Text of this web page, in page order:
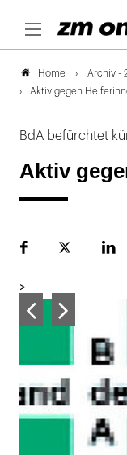
Home Archiv -
Aktiv gegen
BdA befürchtet
Aktiv
FacebookPlattform
>